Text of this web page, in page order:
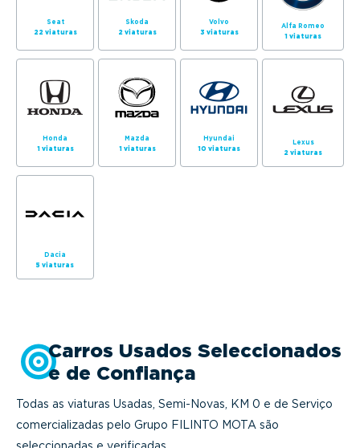
Seat
22 viaturas
Skoda
2 viaturas
Volvo
3 viaturas
Alfa Romeo
1 viaturas
Honda
1 viaturas
Mazda
1 viaturas
Hyundai
10 viaturas
Lexus
2 viaturas
Dacia
5 viaturas
Carros Usados Seleccionados
e de Confiança
Todas as viaturas Usadas, Semi-Novas, KM 0 e de Serviço
comercializadas pelo Grupo FILINTO MOTA são